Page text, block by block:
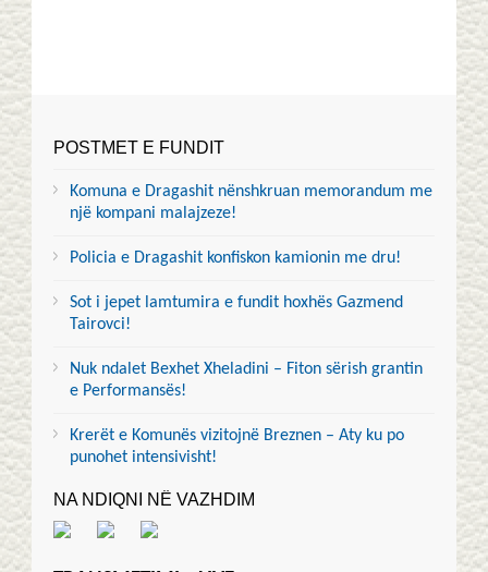
POSTMET E FUNDIT
Komuna e Dragashit nënshkruan memorandum me
një kompani malajzeze!
Policia e Dragashit konfiskon kamionin me dru!
Sot i jepet lamtumira e fundit hoxhës Gazmend
Tairovci!
Nuk ndalet Bexhet Xheladini – Fiton sërish grantin
e Performansës!
Krerët e Komunës vizitojnë Breznen – Aty ku po
punohet intensivisht!
NA NDIQNI NË VAZHDIM